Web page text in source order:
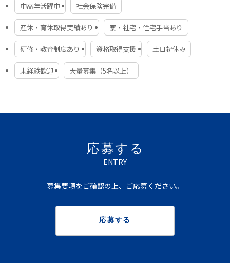
契約期間
期間の定めなし
拠点所在地
関東一円に12拠点
東京（町田・江戸川・八王子）
神奈川（横浜・厚木）
埼玉（所沢・岩槻・吉川）
静岡（藤枝・沼津・長泉）
茨城（坂東）
役員及び管理的地位にある者に占める女性の割合：4.
中高年活躍中 社会保険完備
産休・育休取得実績あり 寮・社宅・住宅手当あり
研修・教育制度あり 資格取得支援 土日祝休み
未経験歓迎 大量募集（5名以上）
応募する
ENTRY
募集要項をご確認の上、ご応募ください。
応募する